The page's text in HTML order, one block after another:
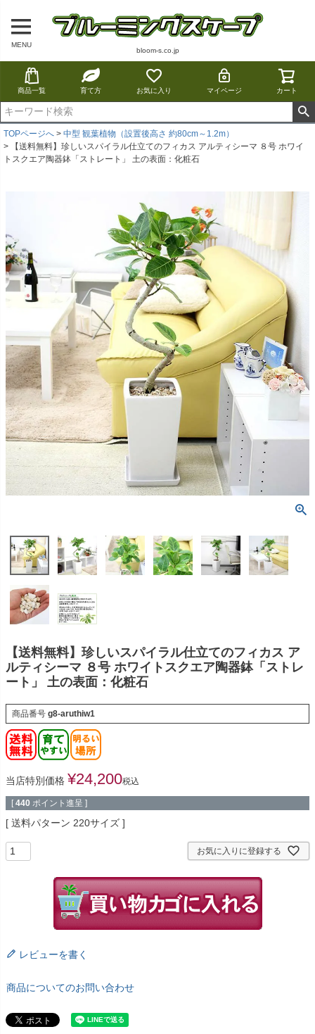
MENU
bloom-s.co.jp
商品一覧 育て方 お気に入り マイページ カート
TOPページへ
中型 観葉植物（設置後高さ 約80cm～1.2m）
【送料無料】珍しいスパイラル仕立てのフィカス アルティシーマ ８号 ホワイ
トスクエア陶器鉢「ストレート」 土の表面：化粧石
【送料無料】珍しいスパイラル仕立てのフィカス ア
ルティシーマ ８号 ホワイトスクエア陶器鉢「ストレ
ート」 土の表面：化粧石
商品番号 g8-aruthiw1
当店特別価格 ¥24,200税込
[ 440 ポイント進呈 ]
送料パターン 220サイズ
お気に入りに登録する
レビューを書く
商品についてのお問い合わせ